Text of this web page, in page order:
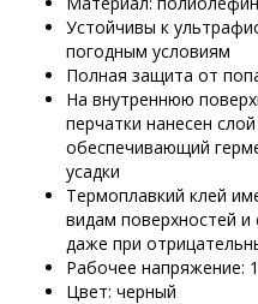
Устойчивы к
погодным условиям
Полная защита от
На внутреннюю
перчатки нанесен
обеспечивающий
усадки
Термоплавкий клей
видам поверхностей и
даже при
Рабочее напряжение:
Цвет: черный